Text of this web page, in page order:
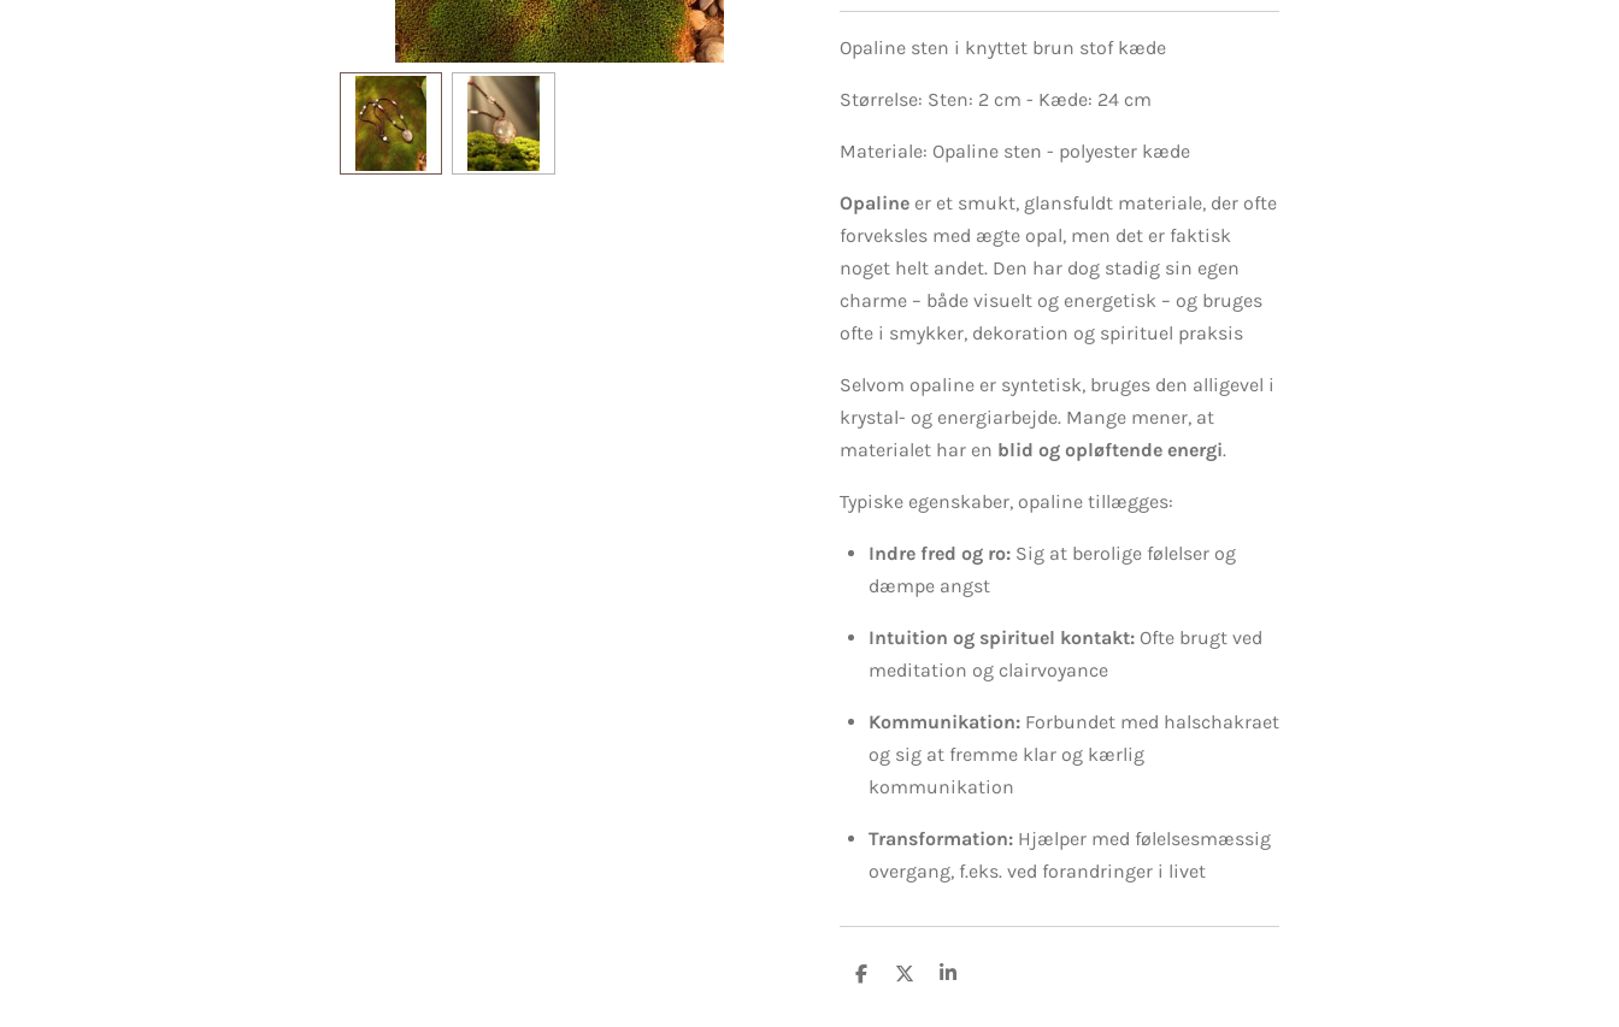
Opaline sten i knyttet brun stof kæde
Størrelse: Sten: 2 cm - Kæde: 24 cm
Materiale: Opaline sten - polyester kæde
Opaline er et smukt, glansfuldt materiale, der ofte
forveksles med ægte opal, men det er faktisk
noget helt andet. Den har dog stadig sin egen
charme – både visuelt og energetisk – og bruges
ofte i smykker, dekoration og spirituel praksis
Selvom opaline er syntetisk, bruges den alligevel i
krystal- og energiarbejde. Mange mener, at
materialet har en blid og opløftende energi.
Typiske egenskaber, opaline tillægges:
Indre fred og ro: Sig at berolige følelser og
dæmpe angst
Intuition og spirituel kontakt: Ofte brugt ved
meditation og clairvoyance
Kommunikation: Forbundet med halschakraet
og sig at fremme klar og kærlig
kommunikation
Transformation: Hjælper med følelsesmæssig
overgang, f.eks. ved forandringer i livet
D
D
D